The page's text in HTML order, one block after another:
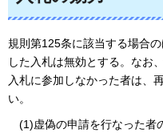
規則第125条に該当する場合
した入札は無効とする。なお
入札に参加しなかった者は、
い。
(1)虚偽の申請を行なった者